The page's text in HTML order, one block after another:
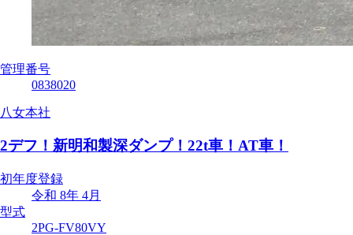
管理番号
0838020
八女本社
2デフ！新明和製深ダンプ！22t車！AT車！
初年度登録
令和 8年 4月
型式
2PG-FV80VY